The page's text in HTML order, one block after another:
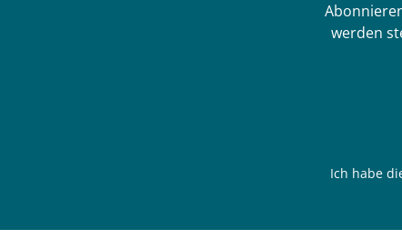
werden
Ich habe